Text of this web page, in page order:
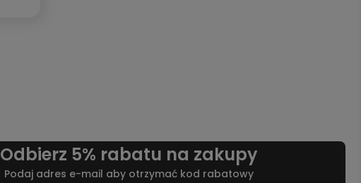
Odbierz 5% rabatu na zakupy
Podaj adres e-mail aby otrzymać kod rabatowy